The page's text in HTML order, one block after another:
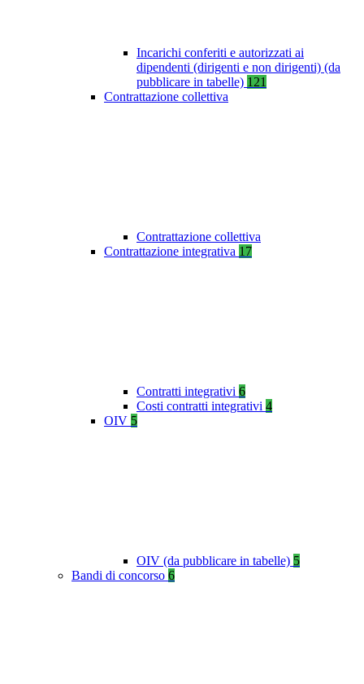
Incarichi conferiti e autorizzati ai
dipendenti (dirigenti e non dirigenti) (da
pubblicare in tabelle) 121
Contrattazione collettiva
Contrattazione collettiva
Contrattazione integrativa 17
Contratti integrativi 6
Costi contratti integrativi 4
OIV 5
OIV (da pubblicare in tabelle) 5
Bandi di concorso 6